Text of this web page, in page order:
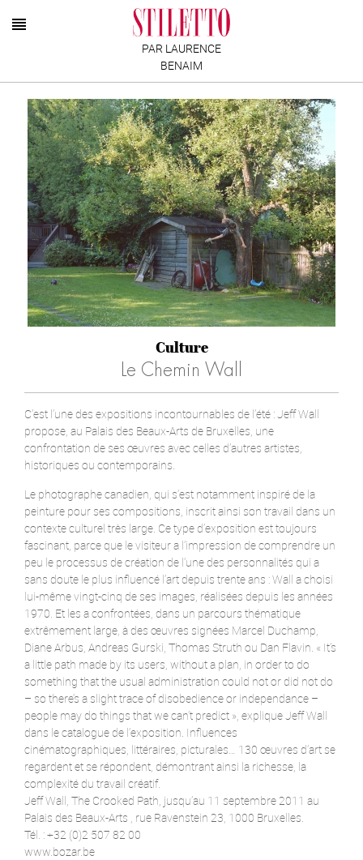
PAR LAURENCE
BENAIM
Culture
Le Chemin Wall
C’est l’une des expositions incontournables de l’été : Jeff Wall
propose, au Palais des Beaux-Arts de Bruxelles, une
confrontation de ses œuvres avec celles d’autres artistes,
historiques ou contemporains.
Le photographe canadien, qui s’est notamment inspiré de la
peinture pour ses compositions, inscrit ainsi son travail dans un
contexte culturel très large. Ce type d’exposition est toujours
fascinant, parce que le visiteur a l’impression de comprendre un
peu le processus de création de l’une des personnalités qui a
sans doute le plus influencé l’art depuis trente ans : Wall a choisi
lui-même vingt-cinq de ses images, réalisées depuis les années
1970. Et les a confrontées, dans un parcours thématique
extrêmement large, à des œuvres signées Marcel Duchamp,
Diane Arbus, Andreas Gurski, Thomas Struth ou Dan Flavin. « It’s
a little path made by its users, without a plan, in order to do
something that the usual administration could not or did not do
– so there’s a slight trace of disobedience or independance –
people may do things that we can’t predict », explique Jeff Wall
dans le catalogue de l’exposition. Influences
cinématographiques, littéraires, picturales… 130 œuvres d’art se
regardent et se répondent, démontrant ainsi la richesse, la
complexité du travail créatif.
Jeff Wall, The Crooked Path, jusqu’au 11 septembre 2011 au
Palais des Beaux-Arts , rue Ravenstein 23, 1000 Bruxelles.
Tél. : +32 (0)2 507 82 00
www.bozar.be